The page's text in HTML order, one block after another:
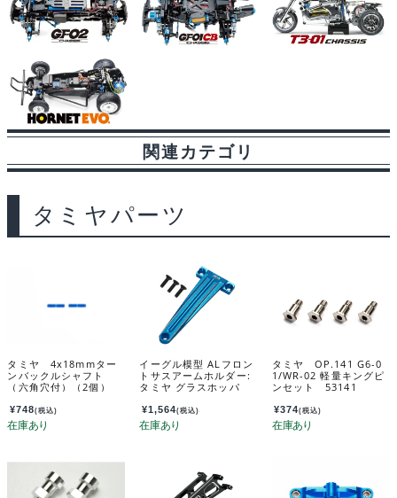
関連カテゴリ
タミヤパーツ
タミヤ 4x18mmター
ンバックルシャフト
（六角穴付）（2個）
ーツ 19803327-000
¥748(税込)
イーグル模型 ALフロン
トサスアームホルダー:
タミヤ グラスホッパ
ghopper-01u
¥1,564(税込)
タミヤ OP.141 G6-0
1/WR-02 軽量キングピ
ンセット 53141
¥374(税込)